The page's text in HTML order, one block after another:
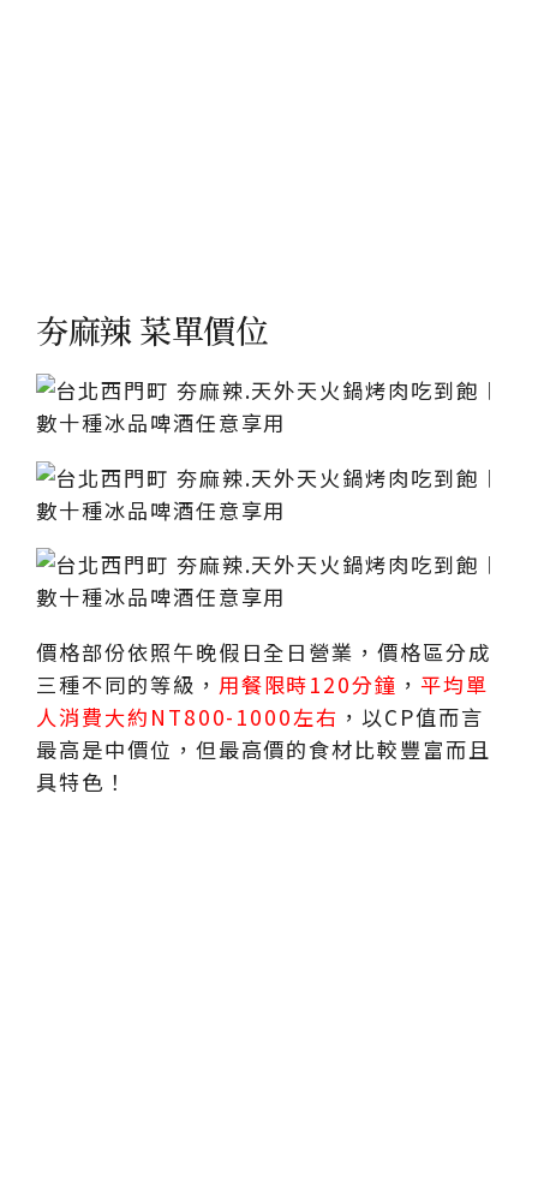
夯麻辣 菜單價位
價格部份依照午晚假日全日營業，價格區分成
三種不同的等級， 用餐限時120分鐘 ，平均單
人消費大約NT800-1000左右 ，以CP值而言
最高是中價位，但最高價的食材比較豐富而且
具特色！